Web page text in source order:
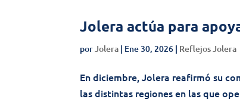
Jolera actúa para
porJolera | Ene 30, 2026 | Reflejos Jolera
En diciembre, Jolera reafirmó su
las distintas regiones en las que